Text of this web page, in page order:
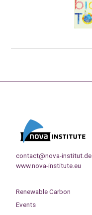
contact@nova-institut.de
www.nova-institute.eu
Renewable Carbon
Events